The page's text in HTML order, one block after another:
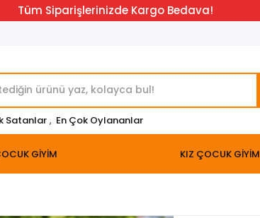
Tüm Siparişlerinizde Kargo Bedava!
Satanlar , En Çok Oylananlar
GİYİM KIZ ÇOCUK GİYİM